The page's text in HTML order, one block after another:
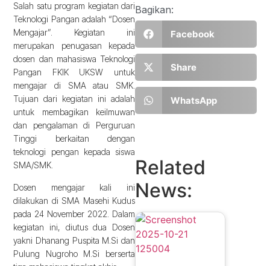
Salah satu program kegiatan dari
Teknologi Pangan adalah “Dosen
Mengajar”. Kegiatan ini
merupakan penugasan kepada
dosen dan mahasiswa Teknologi
Pangan FKIK UKSW untuk
mengajar di SMA atau SMK.
Tujuan dari kegiatan ini adalah
untuk membagikan keilmuwan
dan pengalaman di Perguruan
Tinggi berkaitan dengan
teknologi pengan kepada siswa
SMA/SMK.
Dosen mengajar kali ini
dilakukan di SMA Masehi Kudus
pada 24 November 2022. Dalam
kegiatan ini, diutus dua Dosen
yakni Dhanang Puspita M.Si dan
Pulung Nugroho M.Si berserta
Bagikan:
Facebook
Share
WhatsApp
Related
News: